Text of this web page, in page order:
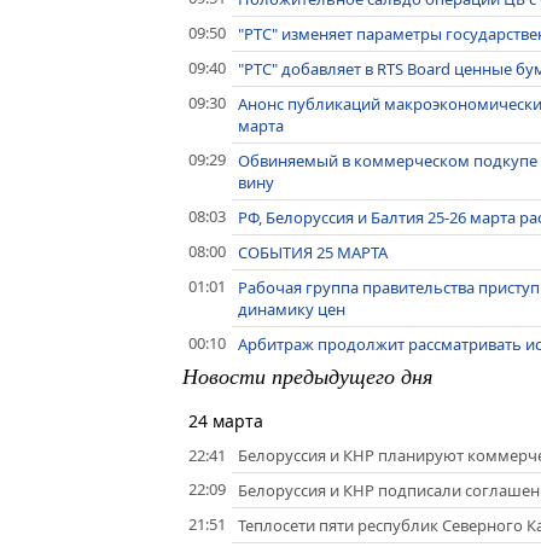
09:50 "РТС" изменяет параметры
09:40 "РТС" добавляет в RTS Board ценные
09:30 Анонс публикаций
марта
09:29 Обвиняемый в коммерческом подкупе
вину
08:03
РФ, Белоруссия и Балтия 25-26 марта
08:00 СОБЫТИЯ 25 МАРТА
01:01
Рабочая группа правительства
динамику цен
00:10 Арбитраж продолжит рассматривать
Новости предыдущего дня
24 марта
22:41
Белоруссия и КНР планируют
22:09
Белоруссия и КНР подписали
21:51
Теплосети пяти республик Северного